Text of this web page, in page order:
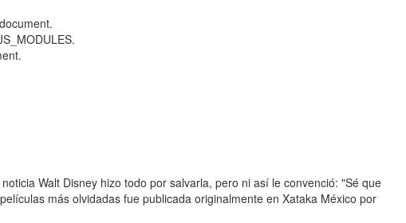
Walt Disney hizo todo por salvarla, pero ni así le convenció: "Sé que
más olvidadas fue publicada originalmente en Xataka México por